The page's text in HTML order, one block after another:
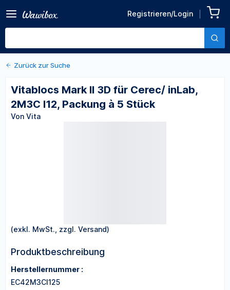
Registrieren/Login
Cerec/ inLab, 2M3C I12,
Packung à 5 Stück
Von Vita
Zurück zu den Produktdetails
Zurück zur Suche
Vitablocs Mark II 3D für Cerec/ inLab,
2M3C I12, Packung à 5 Stück
Von Vita
(exkl. MwSt., zzgl. Versand)
Produktbeschreibung
Herstellernummer :
EC42M3CI125